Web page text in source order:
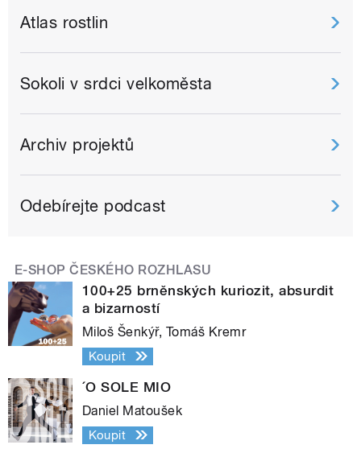
Atlas rostlin
Sokoli v srdci velkoměsta
Archiv projektů
Odebírejte podcast
E-SHOP ČESKÉHO ROZHLASU
100+25 brněnských kuriozit, absurdit
a bizarností
Miloš Šenkýř, Tomáš Kremr
Koupit
´O SOLE MIO
Daniel Matoušek
Koupit